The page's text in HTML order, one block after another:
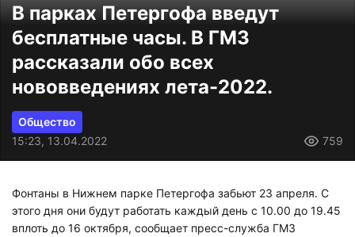
В парках Петергофа введут
бесплатные часы. В ГМЗ
рассказали обо всех
нововведениях лета-2022.
Общество
15:23, 13.04.2022
759
Фонтаны в Нижнем парке Петергофа забьют 23 апреля. С
этого дня они будут работать каждый день с 10.00 до 19.45
вплоть до 16 октября, сообщает пресс-служба ГМЗ